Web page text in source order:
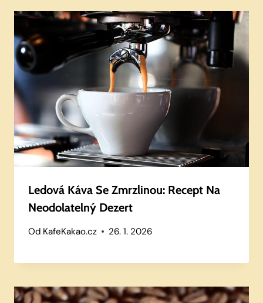
Ledová Káva Se Zmrzlinou: Recept Na
Neodolatelný Dezert
Od KafeKakao.cz 26. 1. 2026